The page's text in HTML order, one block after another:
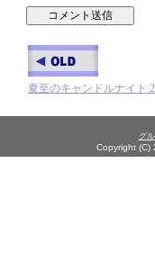
夏至のキャンドルナイト
グ
Copyright (C)